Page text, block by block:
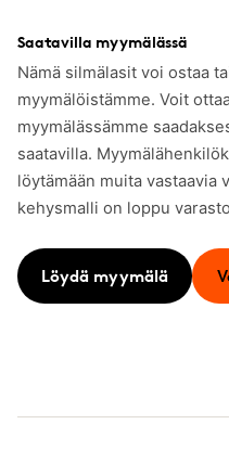
Saatavilla myymälässä
Nämä silmälasit voi ostaa
myymälöistämme. Voit
myymälässämme
saatavilla.
löytämään muita vastaavia
kehysmalli on loppu
Löydä myymälä